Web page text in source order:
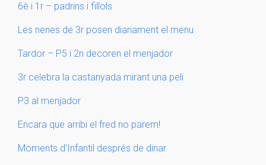
6è i 1r – padrins i fillols
Les nenes de 3r posen diariament el menu
Tardor – P5 i 2n decoren el menjador
3r celebra la castanyada mirant una peli
P3 al menjador
Encara que arribi el fred no parem!
Moments d’Infantil després de dinar